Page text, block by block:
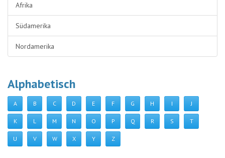
Afrika
Südamerika
Nordamerika
Alphabetisch
A B C D E F G H I J
K L M N O P Q R S T
U V W X Y Z